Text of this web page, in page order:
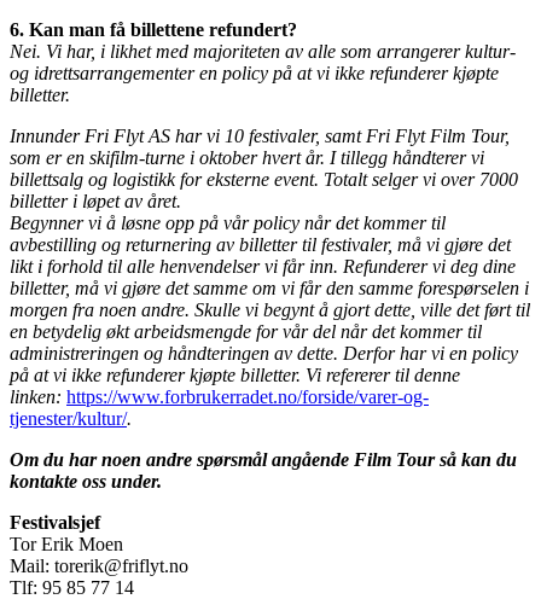
6. Kan man få billettene refundert?
Nei. Vi har, i likhet med majoriteten av alle som arrangerer kultur-
og idrettsarrangementer en policy på at vi ikke refunderer kjøpte
billetter.
Innunder Fri Flyt AS har vi 10 festivaler, samt Fri Flyt Film Tour,
som er en skifilm-turne i oktober hvert år. I tillegg håndterer vi
billettsalg og logistikk for eksterne event. Totalt selger vi over 7000
billetter i løpet av året.
Begynner vi å løsne opp på vår policy når det kommer til
avbestilling og returnering av billetter til festivaler, må vi gjøre det
likt i forhold til alle henvendelser vi får inn. Refunderer vi deg dine
billetter, må vi gjøre det samme om vi får den samme forespørselen i
morgen fra noen andre. Skulle vi begynt å gjort dette, ville det ført til
en betydelig økt arbeidsmengde for vår del når det kommer til
administreringen og håndteringen av dette. Derfor har vi en policy
på at vi ikke refunderer kjøpte billetter. Vi refererer til denne
linken: https://www.forbrukerradet.no/forside/varer-og-
tjenester/kultur/.
Om du har noen andre spørsmål angående Film Tour så kan du
kontakte oss under.
Festivalsjef
Tor Erik Moen
Mail: torerik@friflyt.no
Tlf: 95 85 77 14